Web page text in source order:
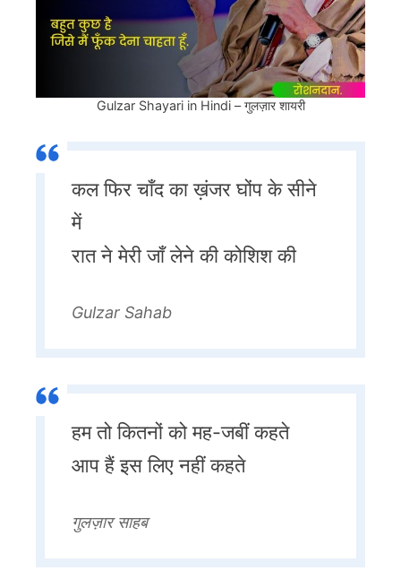
Gulzar Shayari in Hindi – गुलज़ार शायरी
कल फिर चाँद का ख़ंजर घोंप के सीने
में
रात ने मेरी जाँ लेने की कोशिश की
Gulzar Sahab
हम तो कितनों को मह-जबीं कहते
आप हैं इस लिए नहीं कहते
गुलज़ार साहब